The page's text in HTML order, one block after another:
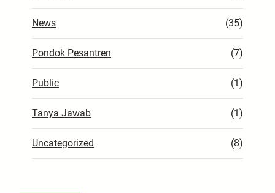
News (35)
Pondok Pesantren (7)
Public (1)
Tanya Jawab (1)
Uncategorized (8)